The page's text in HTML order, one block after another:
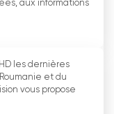
des sujets
Les
aux informations
les dernières
et du
vous propose